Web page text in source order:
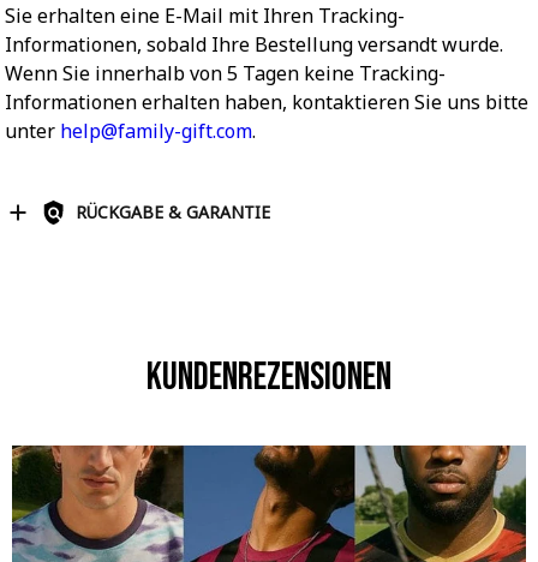
Sie erhalten eine E-Mail mit Ihren Tracking-
Informationen, sobald Ihre Bestellung versandt wurde.
Wenn Sie innerhalb von 5 Tagen keine Tracking-
Informationen erhalten haben, kontaktieren Sie uns bitte
unter help@family-gift.com.
RÜCKGABE & GARANTIE
Kundenrezensionen